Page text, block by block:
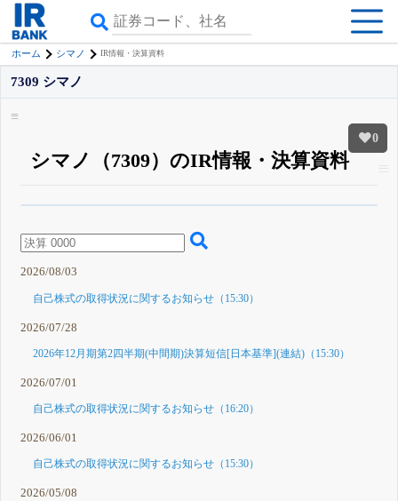
ホーム シマノ IR情報・決算資料
0
7309 シマノ
シマノ（7309）のIR情報・決算資料
詳しく見られる無料でβ版をはじめる
登録すると永久30%OFFと米株版の先行利用も付きます
2026/08/03
自己株式の取得状況に関するお知らせ（15:30）
2026/07/28
2026年12月期第2四半期(中間期)決算短信[日本基準](連結)（15:30）
2026/07/01
自己株式の取得状況に関するお知らせ（16:20）
2026/06/01
自己株式の取得状況に関するお知らせ（15:30）
2026/05/08